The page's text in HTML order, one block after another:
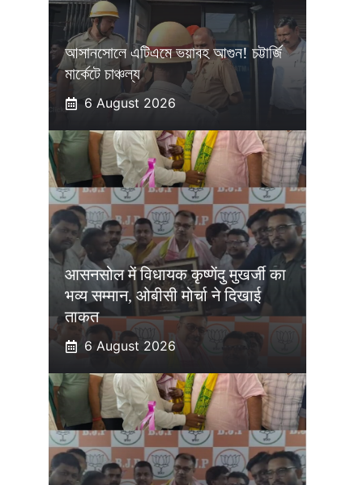
আসানসোলে এটিএমে ভয়াবহ আগুন! চট্টার্জি
মার্কেটে চাঞ্চল্য
6 August 2026
आसनसोल में विधायक कृष्णेंदु मुखर्जी का
भव्य सम्मान, ओबीसी मोर्चा ने दिखाई
ताकत
6 August 2026